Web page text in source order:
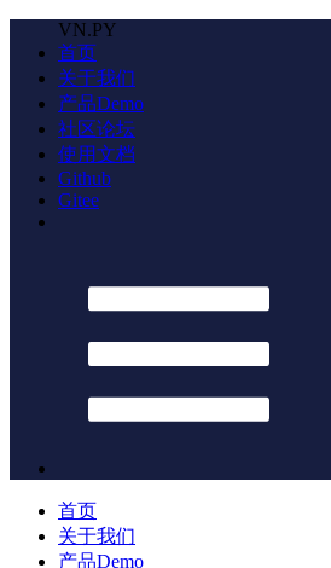
VN.PY
首页
关于我们
产品Demo
社区论坛
使用文档
Github
Gitee
首页
关于我们
产品Demo